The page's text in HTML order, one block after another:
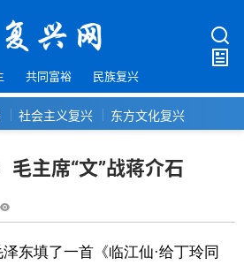
共同富裕 民族复兴
社会主义复兴 东方文化复兴
毛主席“文”战蒋介石
东填了一首《临江仙·给丁玲同